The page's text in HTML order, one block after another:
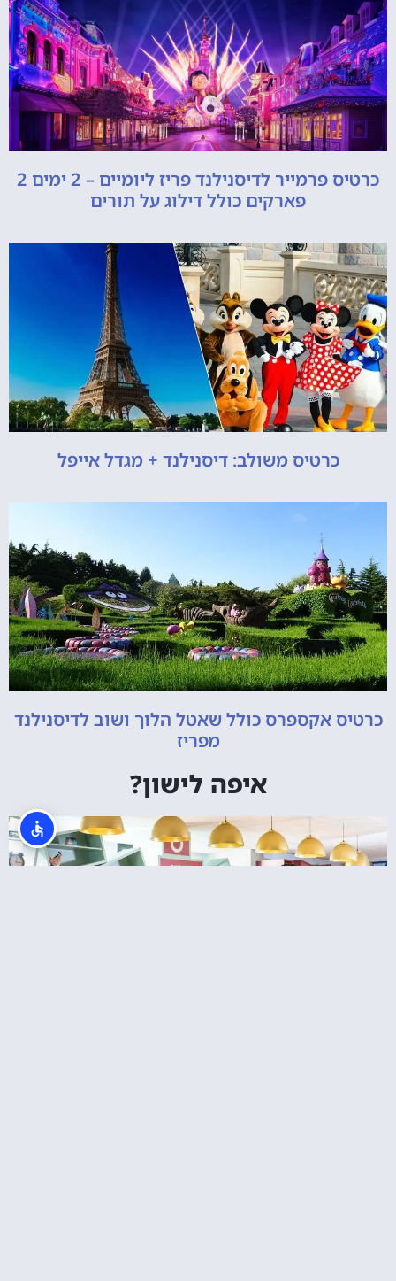
כרטיס פרמייר לדיסנילנד פריז ליומיים – 2 ימים 2
פארקים כולל דילוג על תורים
כרטיס משולב: דיסנילנד + מגדל אייפל
כרטיס אקספרס כולל שאטל הלוך ושוב לדיסנילנד
מפריז
איפה לישון?